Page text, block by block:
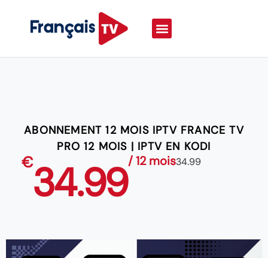
ABONNEMENT 12 MOIS IPTV FRANCE TV
PRO 12 MOIS | IPTV EN KODI
€34.99/ 12 mois34.99